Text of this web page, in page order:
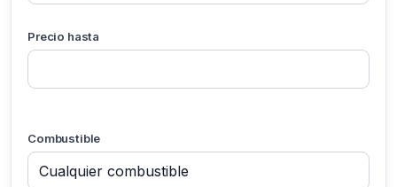
Precio hasta
Combustible